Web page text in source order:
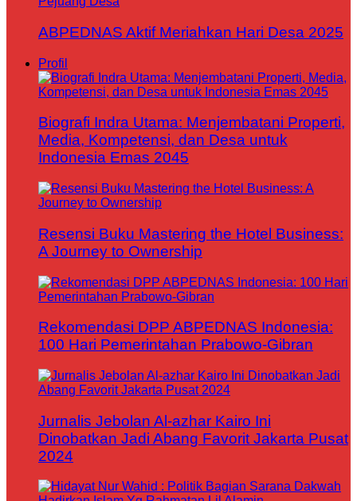
ABPEDNAS Aktif Meriahkan Hari Desa 2025
Profil
Biografi Indra Utama: Menjembatani Properti,
Media, Kompetensi, dan Desa untuk
Indonesia Emas 2045
Resensi Buku Mastering the Hotel Business:
A Journey to Ownership
Rekomendasi DPP ABPEDNAS Indonesia:
100 Hari Pemerintahan Prabowo-Gibran
Jurnalis Jebolan Al-azhar Kairo Ini
Dinobatkan Jadi Abang Favorit Jakarta Pusat
2024